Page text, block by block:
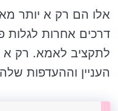
אלו הם רק א יותר
דרכים אחרות לגלות
לתקציב לאמא. רק א
העניין וההעדפות